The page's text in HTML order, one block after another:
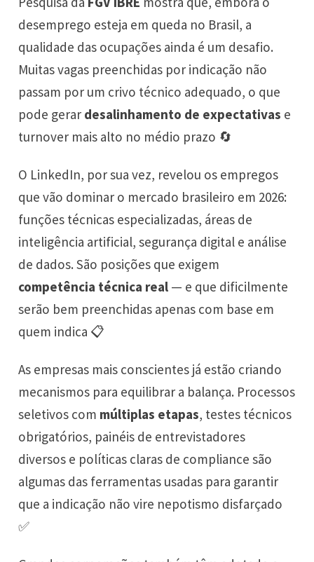
desemprego esteja em queda no Brasil, a
qualidade das ocupações ainda é um desafio.
Muitas vagas preenchidas por indicação não
passam por um crivo técnico adequado, o que
pode gerar desalinhamento de expectativas e
turnover mais alto no médio prazo 🔄
O LinkedIn, por sua vez, revelou os empregos
que vão dominar o mercado brasileiro em 2026:
funções técnicas especializadas, áreas de
inteligência artificial, segurança digital e análise
de dados. São posições que exigem
competência técnica real — e que dificilmente
serão bem preenchidas apenas com base em
quem indica 📋
As empresas mais conscientes já estão criando
mecanismos para equilibrar a balança. Processos
seletivos com múltiplas etapas, testes técnicos
obrigatórios, painéis de entrevistadores
diversos e políticas claras de compliance são
algumas das ferramentas usadas para garantir
que a indicação não vire nepotismo disfarçado
✅